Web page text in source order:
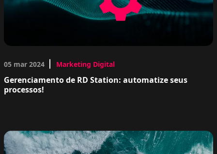
05 mar 2024 Marketing Digital
Gerenciamento de RD Station: automatize seus
processos!